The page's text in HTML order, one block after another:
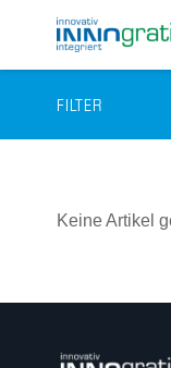
FILTER
Keine Artikel